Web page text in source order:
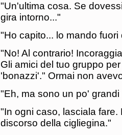
"Un'ultima cosa. Se
gira intorno..."
"Ho capito... lo mando fuori
"No! Al contrario!
Gli amici del tuo gruppo
'bonazzi'." Ormai non
"Eh, ma sono un po' grandi
"In ogni caso, lasciala
discorso della cigliegina."